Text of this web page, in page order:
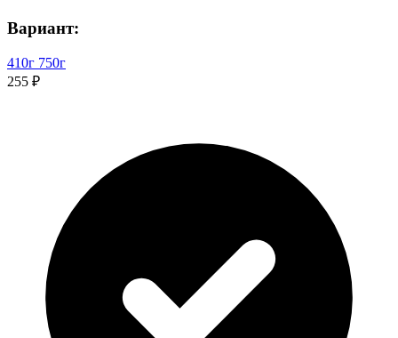
Вариант:
410г 750г
255 ₽